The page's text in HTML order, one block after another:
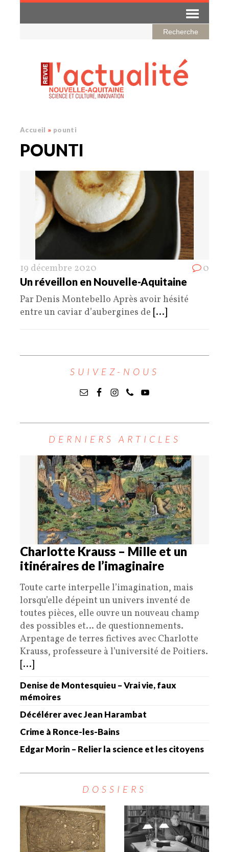
Accueil » pounti
POUNTI
19 décembre 2020 0
Un réveillon en Nouvelle-Aquitaine
Par Denis Montebello Après avoir hésité
entre un caviar d’aubergines de [...]
SUIVEZ-NOUS
DERNIERS ARTICLES
Charlotte Krauss – Mille et un
itinéraires de l’imaginaire
Toute carte interpelle l’imagination, mais
lorsqu’elle dépeint un univers inventé de
toutes pièces, elle ouvre un nouveau champ
des possibles et… de questionnements.
Arpentage de terres fictives avec Charlotte
Krauss, professeure à l’université de Poitiers.
[...]
Denise de Montesquieu – Vrai vie, faux
mémoires
Décélérer avec Jean Harambat
Crime à Ronce-les-Bains
Edgar Morin – Relier la science et les citoyens
DOSSIERS